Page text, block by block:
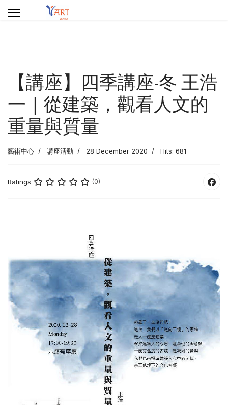
【講座】四季講座-冬 王浩
一｜從建築，觀看人文的
重量與質量
藝術中心 講座活動 28 December 2020 Hits: 681
Ratings (0)